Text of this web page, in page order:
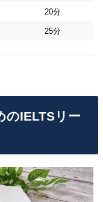
20分
25分
のIELTSリー